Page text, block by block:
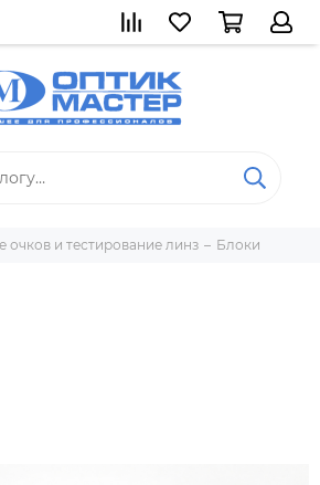
очков и тестирование линз Блоки